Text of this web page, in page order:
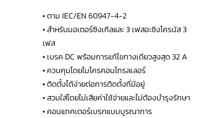
• ตาม IEC/EN 60947-4-2
• สำหรับมอเตอร์ซิงเกิลและ 3 เฟสอะซิงโครนัส 3
เฟส
• เบรค DC พร้อมการแก้ไขทางเดียวสูงสุด 32 A
• ควบคุมโดยไมโครคอนโทรลเลอร์
• ติดตั้งได้ง่ายต่อการติดตั้งที่มีอยู่
• สวมใส่โดยไม่เสียค่าใช้จ่ายและไม่ต้องบำรุงรักษา
• คอนแทคเตอร์เบรกแบบบูรณาการ